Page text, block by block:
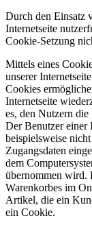
Durch den Einsatz
Internetseite
Cookie-Setzung
Mittels eines
unserer
Cookies
Internetseite
es, den Nutzern
Der Benutzer einer
beispielsweise
Zugangsdaten
dem
übernommen wird.
Warenkorbes im
Artikel, die ein
ein Cookie.